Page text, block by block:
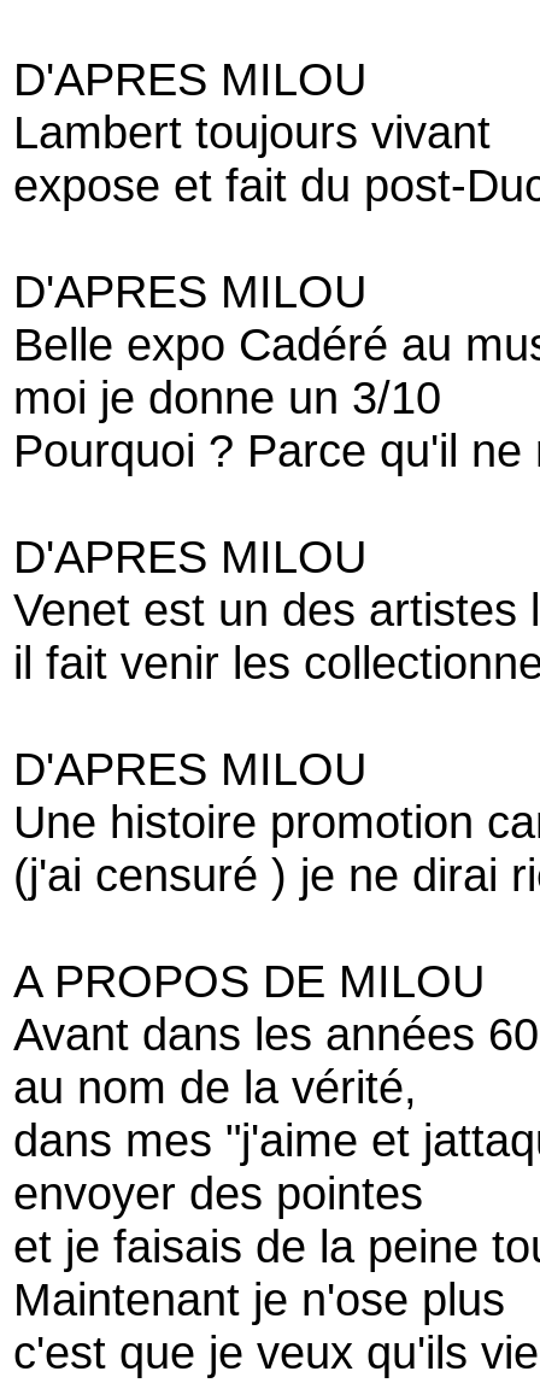
D'APRES MILOU
Lambert toujours vivant
expose et fait du post-
D'APRES MILOU
Belle expo Cadéré au
moi je donne un 3/10
Pourquoi ? Parce qu'il
D'APRES MILOU
Venet est un des artistes
il fait venir les
D'APRES MILOU
Une histoire promotion
(j'ai censuré ) je ne dirai
A PROPOS DE MILOU
Avant dans les années
au nom de la vérité,
dans mes "j'aime et
envoyer des pointes
et je faisais de la peine
Maintenant je n'ose plus
c'est que je veux qu'ils